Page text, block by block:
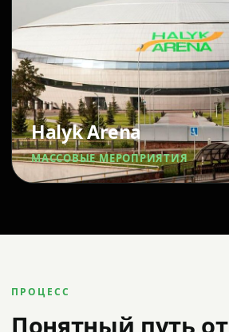
Halyk Arena
МАССОВЫЕ МЕРОПРИЯТИЯ
ПРОЦЕСС
Понятный путь от